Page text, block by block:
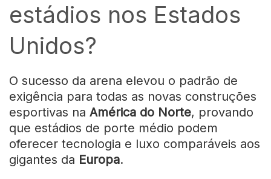
estádios nos Estados
Unidos?
O sucesso da arena elevou o padrão de
exigência para todas as novas construções
esportivas na América do Norte, provando
que estádios de porte médio podem
oferecer tecnologia e luxo comparáveis aos
gigantes da Europa.